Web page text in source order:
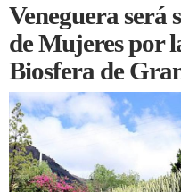
Veneguera será
de Mujeres por
Biosfera de